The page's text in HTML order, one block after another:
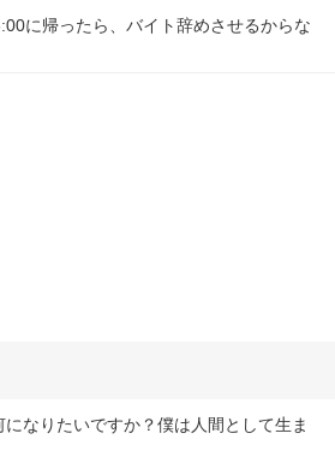
に帰ったら、バイト辞めさせるからな
なりたいですか？僕は人間として生ま